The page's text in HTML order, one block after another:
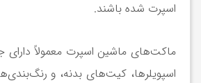
اسپرت شده باشند.
ماکت‌های ماشین اسپرت معمولاً دارای
اسپویلرها، کیت‌های بدنه، و